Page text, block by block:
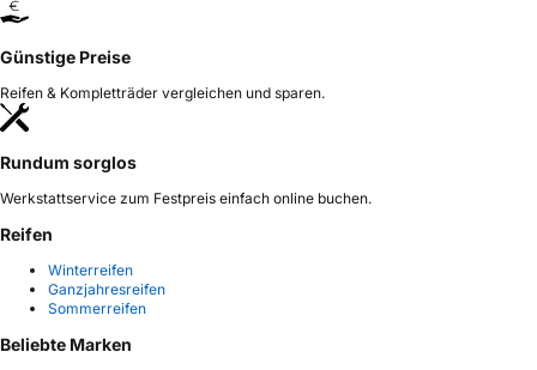
Günstige Preise
Reifen & Kompletträder vergleichen und sparen.
Rundum sorglos
Werkstattservice zum Festpreis einfach online buchen.
Reifen
Winterreifen
Ganzjahresreifen
Sommerreifen
Beliebte Marken